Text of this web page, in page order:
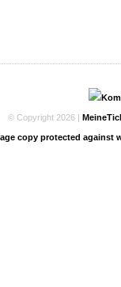
© Copyright 2026 |